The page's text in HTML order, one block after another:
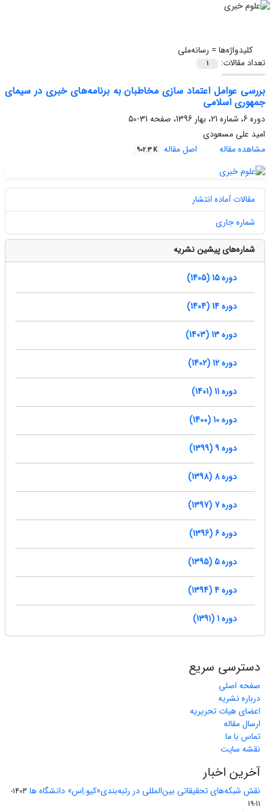
کلیدواژه‌ها = رسانه‌ملی
تعداد مقالات:
1
بررسی عوامل اعتماد سازی مخاطبان به برنامه‌های خبری در سیمای
جمهوری اسلامی
دوره 6، شماره 21، بهار 1396، صفحه
31-50
امید علی مسعودی
مشاهده مقاله
اصل مقاله 902.3 K
مقالات آماده انتشار
شماره جاری
شماره‌های پیشین نشریه
دوره 15 (1405)
دوره 14 (1404)
دوره 13 (1403)
دوره 12 (1402)
دوره 11 (1401)
دوره 10 (1400)
دوره 9 (1399)
دوره 8 (1398)
دوره 7 (1397)
دوره 6 (1396)
دوره 5 (1395)
دوره 4 (1394)
دوره 1 (1391)
دسترسی سریع
صفحه اصلی
درباره نشریه
اعضای هیات تحریریه
ارسال مقاله
تماس با ما
نقشه سایت
آخرین اخبار
نقش شبکه‌های تحقیقاتی بین‌المللی در رتبه‌بندی«کیو.اِس» دانشگاه ها
1403-
11-19